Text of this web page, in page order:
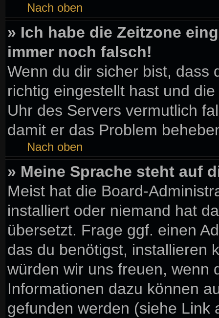
Nach oben
» Ich habe die Zeitzone
immer noch falsch!
Wenn du dir sicher bist, dass
richtig eingestellt hast und
Uhr des Servers vermutlich
damit er das Problem
Nach oben
» Meine Sprache steht auf
Meist hat die Board-
installiert oder niemand hat
übersetzt. Frage ggf. einen
das du benötigst, installieren
würden wir uns freuen, wenn
Informationen dazu können
gefunden werden (siehe Link